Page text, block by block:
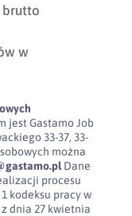
brutto
w
jest Gastamo Job
33-37, 33-
można
Dane
procesu
kodeksu pracy w
dnia 27 kwietnia